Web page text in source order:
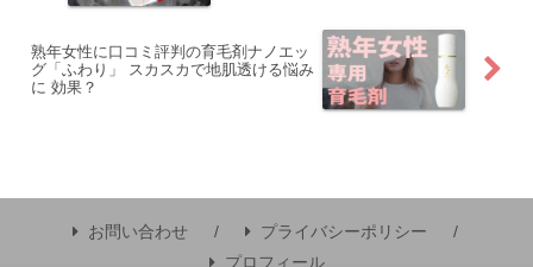
熟年女性に口コミ評判の育毛剤ナノエッ
グ「ふわり」 スカスカで地肌透ける悩み
に 効果？
お問い合わせ
プライバシーポリシー
プロフィール